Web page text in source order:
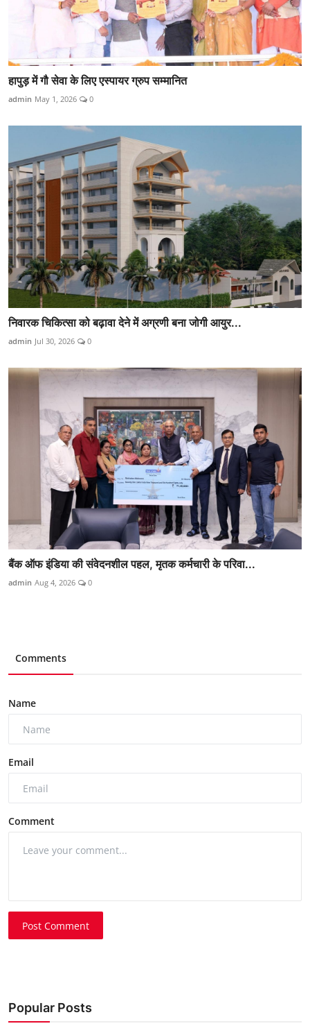
हापुड़ में गौ सेवा के लिए एस्पायर ग्रुप सम्मानित
admin May 1, 2026 0
निवारक चिकित्सा को बढ़ावा देने में अग्रणी बना जोगी आयुर...
admin Jul 30, 2026 0
बैंक ऑफ इंडिया की संवेदनशील पहल, मृतक कर्मचारी के परिवा...
admin Aug 4, 2026 0
Comments
Name
Email
Comment
Post Comment
Popular Posts